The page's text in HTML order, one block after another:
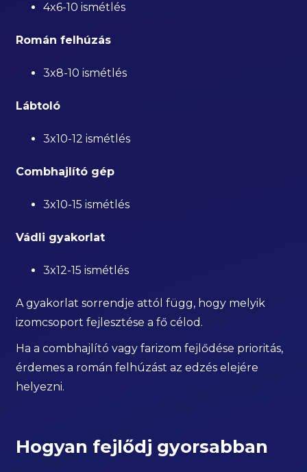
4x6-10 ismétlés
Román felhúzás
3x8-10 ismétlés
Lábtoló
3x10-12 ismétlés
Combhajlító gép
3x10-15 ismétlés
Vádli gyakorlat
3x12-15 ismétlés
A gyakorlat sorrendje attól függ, hogy melyik
izomcsoport fejlesztése a fő célod.
Ha a combhajlító vagy farizom fejlődése prioritás,
érdemes a román felhúzást az edzés elejére
helyezni.
Hogyan fejlődj gyorsabban